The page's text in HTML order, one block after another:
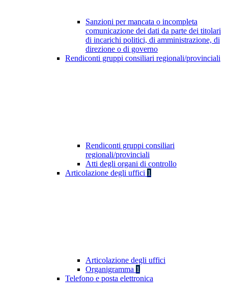
Sanzioni per mancata o incompleta
comunicazione dei dati da parte dei titolari
di incarichi politici, di amministrazione, di
direzione o di governo
Rendiconti gruppi consiliari regionali/provinciali
Rendiconti gruppi consiliari
regionali/provinciali
Atti degli organi di controllo
Articolazione degli uffici 1
Articolazione degli uffici
Organigramma 1
Telefono e posta elettronica